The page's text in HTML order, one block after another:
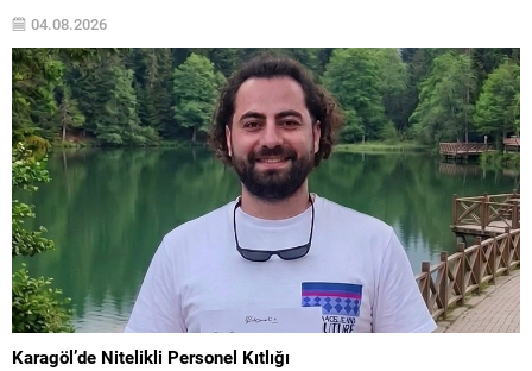
İçişleri Bakanlığı, tutuklanan belediye başkanı hakkında geçici
görevden uzaklaştırma...
04.08.2026
Karagöl’de Nitelikli Personel Kıtlığı